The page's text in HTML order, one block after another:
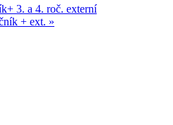
3. a 4. roč. externí
+ ext. »